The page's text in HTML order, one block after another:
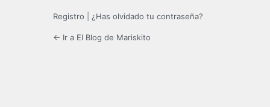
Registro ¿Has olvidado tu contraseña?
← Ir a El Blog de Mariskito